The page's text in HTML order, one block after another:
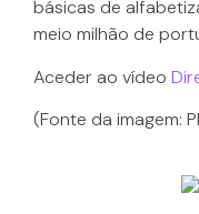
básicas de
meio milhão de
Aceder ao vídeo
(Fonte da imagem: